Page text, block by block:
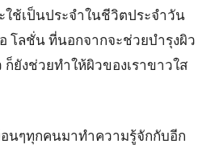
ช้เป็นประจำในชีวิตประจำวัน
โลชั่น ที่นอกจากจะช่วยบำรุงผิว
งช่วยทำให้ผิวของเราขาวใส
อนๆทุกคนมาทำความรู้จักกับอีก